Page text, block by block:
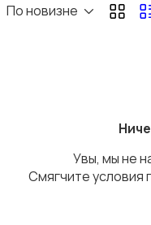
Оформление
По новизне
Увы, мы не
Смягчите условия